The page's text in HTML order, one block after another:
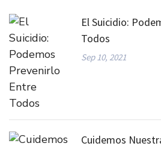
El Suicidio:
Todos
Sep 10, 2021
Cuidemos